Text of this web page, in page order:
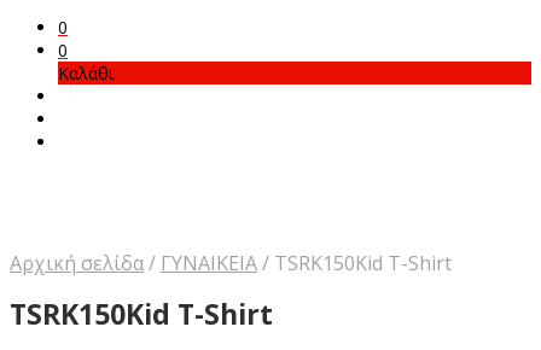
0
0
Καλάθι
Αρχική σελίδα/ ΓΥΝΑΙΚΕΙΑ/ TSRK150Kid T-Shirt
TSRK150Kid T-Shirt